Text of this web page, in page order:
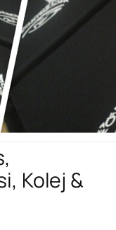
Kolej &